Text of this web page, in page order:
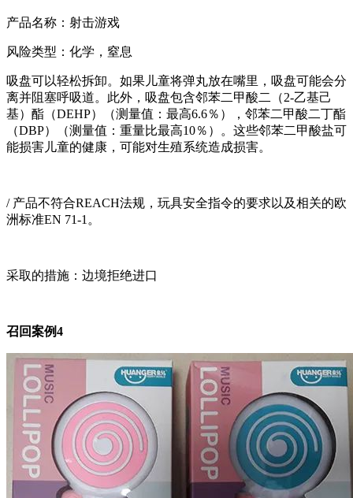
产品名称：射击游戏
风险类型：化学，窒息
吸盘可以轻松拆卸。如果儿童将弹丸放在嘴里，吸盘可能会分
离并阻塞呼吸道。此外，吸盘包含邻苯二甲酸二（2-乙基己
基）酯（DEHP）（测量值：最高6.6％），邻苯二甲酸二丁酯
（DBP）（测量值：重量比最高10％）。这些邻苯二甲酸盐可
能损害儿童的健康，可能对生殖系统造成损害。
/ 产品不符合REACH法规，玩具安全指令的要求以及相关的欧
洲标准EN 71-1。
采取的措施：边境拒绝进口
召回案例4